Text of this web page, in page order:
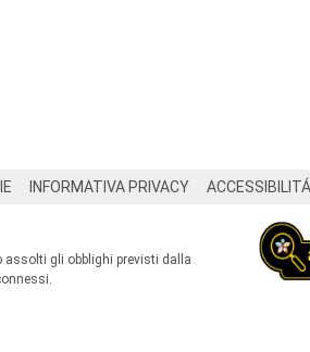
INFORMATIVA PRIVACY ACCESSIBILITÁ
assolti gli obblighi previsti dalla